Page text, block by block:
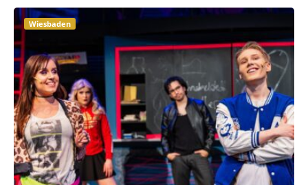
Wiesbaden